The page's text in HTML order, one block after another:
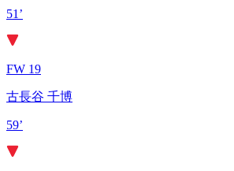
51’
FW 19
古長谷 千博
59’